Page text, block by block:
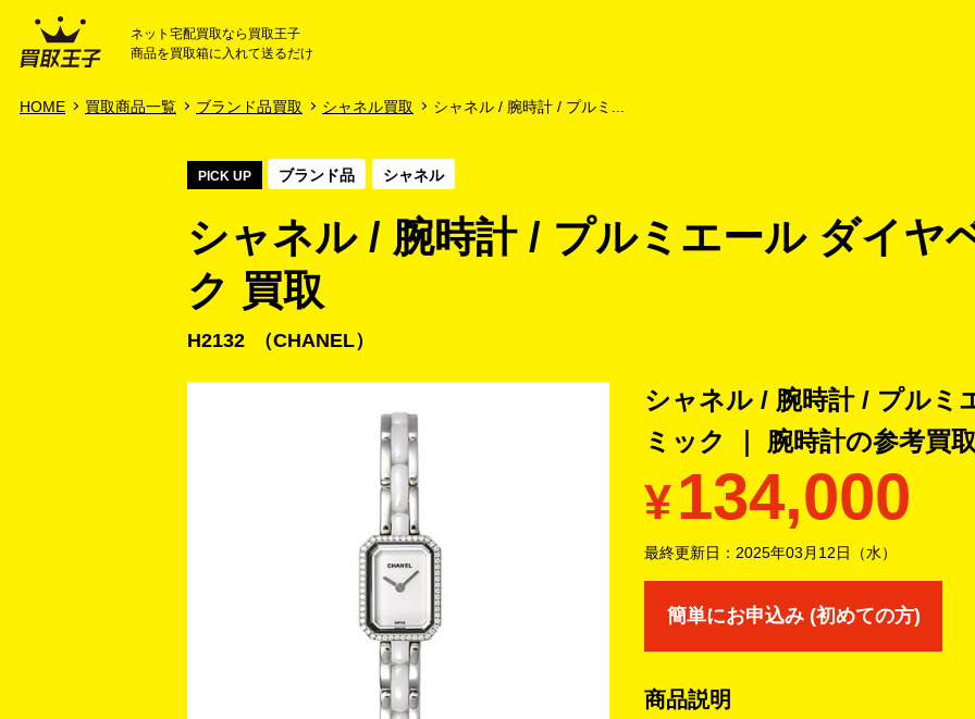
HOME
ネット宅配買取なら買取王子
商品を買取箱に入れて送るだけ
HOME 買取商品一覧 ブランド品買取 シャネル買取 シャネル / 腕時計 / プルミ...
PICK UP ブランド品 シャネル
シャネル / 腕時計 / プルミエール ダイヤ
ク 買取
H2132 CHANEL
シャネル / 腕時計 / プルミ
ミック ｜ 腕時計の参考買
¥134,000
最終更新日： 2025年03月12日（水）
簡単にお申込み (初めての方)
商品説明